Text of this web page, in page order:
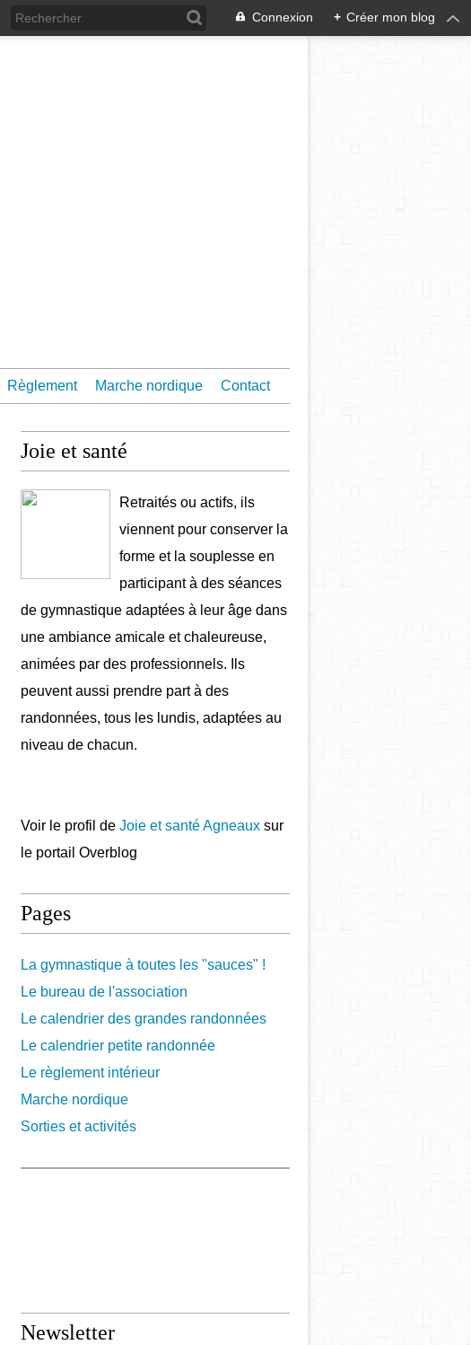
Connexion + Créer mon blog
Règlement Marche nordique Contact
Joie et santé
Retraités ou actifs, ils
viennent pour conserver la
forme et la souplesse en
participant à des séances
de gymnastique adaptées à leur âge dans
une ambiance amicale et chaleureuse,
animées par des professionnels. Ils
peuvent aussi prendre part à des
randonnées, tous les lundis, adaptées au
niveau de chacun.
Voir le profil de Joie et santé Agneaux sur
le portail Overblog
Pages
La gymnastique à toutes les "sauces" !
Le bureau de l'association
Le calendrier des grandes randonnées
Le calendrier petite randonnée
Le règlement intérieur
Marche nordique
Sorties et activités
Newsletter